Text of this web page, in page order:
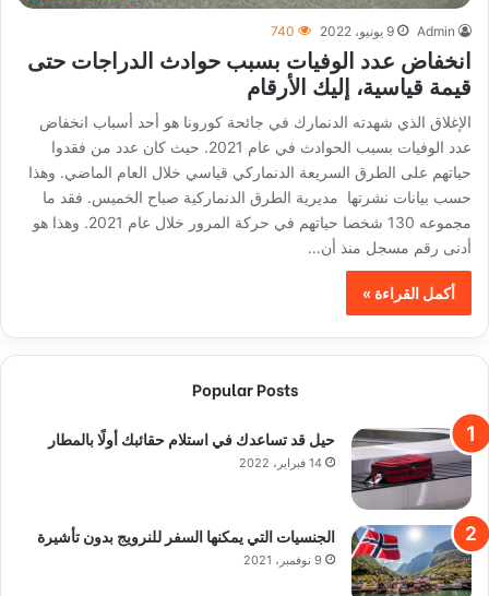
Admin 9 يونيو، 2022 740
انخفاض عدد الوفيات بسبب حوادث الدراجات حتى
قيمة قياسية، إليك الأرقام
الإغلاق الذي شهدته الدنمارك في جائحة كورونا هو أحد أسباب انخفاض
عدد الوفيات بسبب الحوادث في عام 2021. حيث كان عدد من فقدوا
حياتهم على الطرق السريعة الدنماركي قياسي خلال العام الماضي. وهذا
حسب بيانات نشرتها مديرية الطرق الدنماركية صباح الخميس. فقد ما
مجموعه 130 شخصا حياتهم في حركة المرور خلال عام 2021. وهذا هو
أدنى رقم مسجل منذ أن…
أكمل القراءة »
Popular Posts
حيل قد تساعدك في استلام حقائبك أولًا بالمطار
14 فبراير، 2022
الجنسيات التي يمكنها السفر للنرويج بدون تأشيرة
9 نوفمبر، 2021